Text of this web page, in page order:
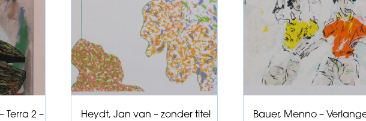
Terra 2 –
Heydt, Jan van – zonder titel
Bauer, Menno –